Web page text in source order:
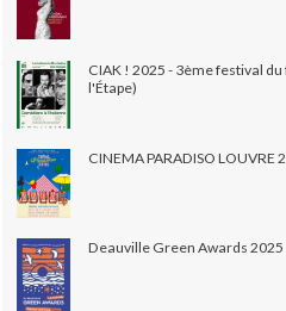
CIAK ! 2025 - 3ème festival
l'Étape)
CINEMA PARADISO LOUVRE
Deauville Green Awards 2025